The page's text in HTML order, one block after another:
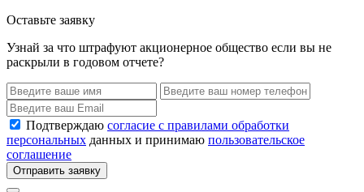
Оставьте заявку
Узнай за что штрафуют акционерное общество если вы не
раскрыли в годовом отчете?
Подтверждаю согласие с правилами обработки
персональных данных и принимаю пользовательское
соглашение
Отправить заявку